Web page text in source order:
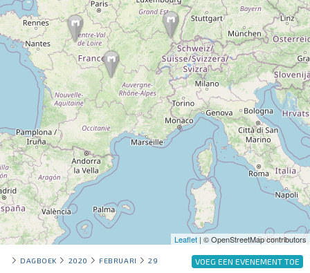
Leaflet | © OpenStreetMap contributors
VOEG EEN EVENEMENT TOE
DAGBOEK 2020 FEBRUARI 29